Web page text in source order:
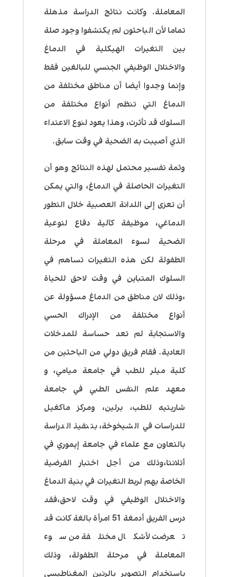
المعاملة. وكانت نتائج الدراسة مذهلة
تماما لأن الباحثون لم يكتشفوا وجود صلة
بين التغيرات الهيكلية في الدماغ
والاختلال الوظيفي الجنسي للبالغين فقط
وإنما وجدوا أيضا أن مناطق مختلفة من
الدماغ التي تنظم أنواع مختلفة من
السلوك قد تأثرت، وهذا يعود لنوع الاعتداء
الذي أصيبت به الضحية في وقت سابق.
وثمة تفسير محتمل لهذه النتائج وهو أن
التغيرات الحاصلة في الدماغ، والتي يمكن
أن تعزى إلى اللدانة العصبية خلال التطور
الدماغي، موظيفة كآلية دفاع لتوعية
الضحية لسوء المعاملة في مرحلة
الطفولة لكن هذه التغيرات تساهم في
السلوك المتباين في وقت لاحق للحياة
،وذلك لان مناطق من الدماغ مسؤولة عن
أنواع مختلفة من الإدراك الحسي
والاستجابة لم تعد حساسة للمدخلات
العادية. فقام فريق دولي من الباحثين من
كلية ميلر للطب في جامعة ميامي، و
معهد علم النفس الطبي في جامعة
شاريتيه للطب، برلين، ومركز ماكغيل
للدراسات في الشيخوخة، بتنفيذ الدراسة
بالتعاون مع علماء في جامعة إيموري في
أتلانتا،وذلك من أجل اختبار الفرضية
الخاصة بهم لربط التغيرات في بنية الدماغ
والاختلال الوظيفي في وقت لاحق،فقد
درس الفريق أدمغة 51 امرأة بالغة كانت قد
تعرضت لأشكال مختلفة من سوء
المعاملة في مرحلة الطفولة، وذلك
باستخدام التصوير بالرنين المغناطيسي